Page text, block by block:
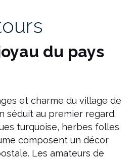
du pays
et charme du village de
séduit au premier regard.
turquoise, herbes folles
composent un décor
Les amateurs de